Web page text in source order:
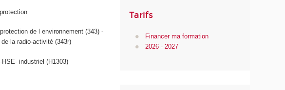
de l environnement (343) -
la radio-activité (343r)
industriel (H1303)
Tarifs
Financer ma formation
2026 - 2027